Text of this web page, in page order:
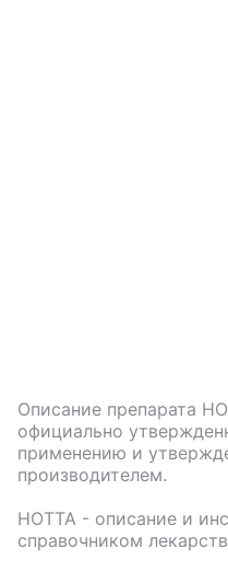
Описание препарата
официально
применению и
производителем.
НОТТА - описание и
справочником